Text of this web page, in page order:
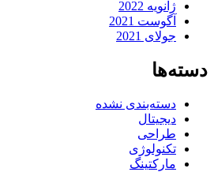
ژانویه 2022
آگوست 2021
جولای 2021
دسته‌ها
دسته‌بندی نشده
دیجیتال
طراحی
تکنولوژی
مارکتینگ